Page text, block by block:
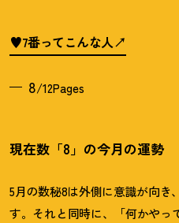
♥7番ってこんな人
8/12Pages
現在数「8」の今月の運勢
5月の数秘8は外側に意識が向き
す。それと同時に、「何かやっ